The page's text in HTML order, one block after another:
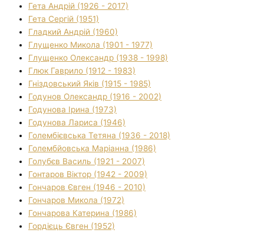
Гета Андрій (1926 - 2017)
Гета Сергій (1951)
Гладкий Андрій (1960)
Глущенко Микола (1901 - 1977)
Глущенко Олександр (1938 - 1998)
Глюк Гаврило (1912 - 1983)
Гніздовський Яків (1915 - 1985)
Годунов Олександр (1916 - 2002)
Годунова Ірина (1973)
Годунова Лариса (1946)
Голембієвська Тетяна (1936 - 2018)
Голембйовська Маріанна (1986)
Голубєв Василь (1921 - 2007)
Гонтаров Віктор (1942 - 2009)
Гончаров Євген (1946 - 2010)
Гончаров Микола (1972)
Гончарова Катерина (1986)
Гордієць Євген (1952)